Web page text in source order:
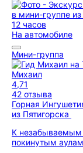
12 часов
На автомобиле
Мини-группа
Михаил
4,71
42 отзыва
Горная
из Пятигорска
К
покинутым